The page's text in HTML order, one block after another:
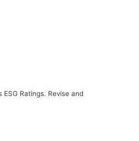
Ratings. Revise and